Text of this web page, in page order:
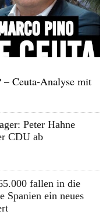
– Ceuta-Analyse mit
Peter Hahne
CDU ab
fallen in die
Spanien ein neues